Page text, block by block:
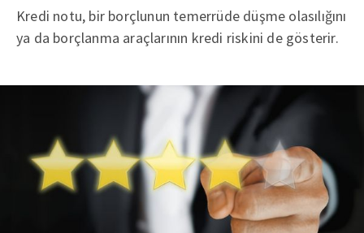
Kredi notu, bir borçlunun temerrüde düşme olasılığını
ya da borçlanma araçlarının kredi riskini de gösterir.